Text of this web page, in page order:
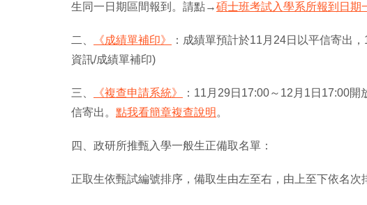
生同一日期區間報到。請點→碩士班考試入學系所報到日期
二、 《成績單補印》
：成績單預計於11月24日以平信寄出
資訊/成績單補印)
三、 《複查申請系統》
：11月29日17:00～12月1日17:00
信寄出。 點我看簡章複查說明 。
四、政研所推甄入學一般生正備取名單：
正取生依甄試編號排序，備取生由左至右，由上至下依名次